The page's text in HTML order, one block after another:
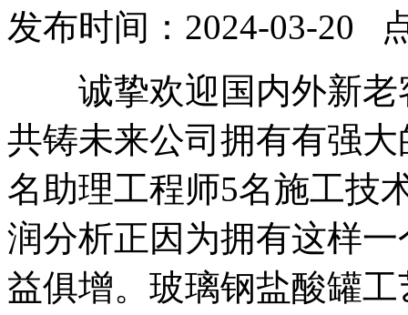
发布时间：2024-03-20
诚挚欢迎国内外新老
共铸未来公司拥有有强
名助理工程师5名施工技
润分析正因为拥有这样
益俱增。玻璃钢盐酸罐